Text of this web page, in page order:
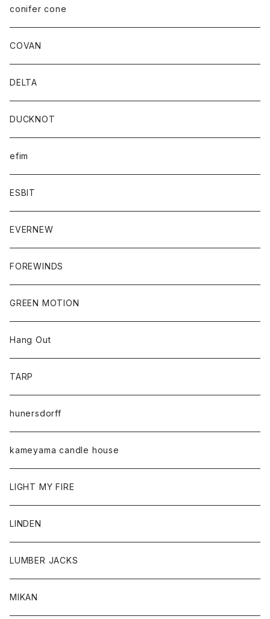
conifer cone
COVAN
DELTA
DUCKNOT
efim
ESBIT
EVERNEW
FOREWINDS
GREEN MOTION
Hang Out
TARP
hunersdorff
kameyama candle house
LIGHT MY FIRE
LINDEN
LUMBER JACKS
MIKAN